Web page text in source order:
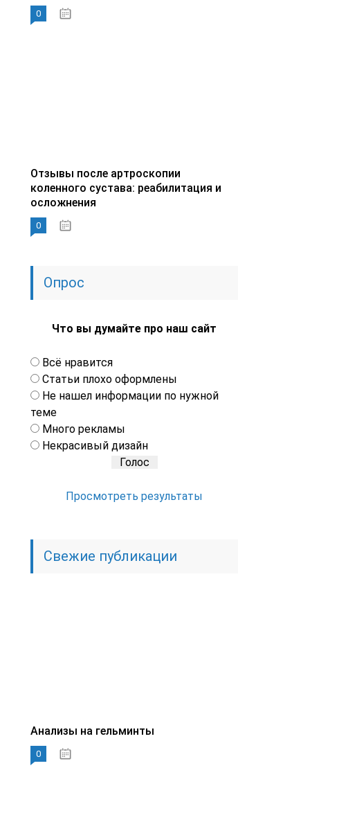
0
Отзывы после артроскопии
коленного сустава: реабилитация и
осложнения
0
Опрос
Что вы думайте про наш сайт
Всё нравится
Статьи плохо оформлены
Не нашел информации по нужной
теме
Много рекламы
Некрасивый дизайн
Просмотреть результаты
Свежие публикации
Анализы на гельминты
0